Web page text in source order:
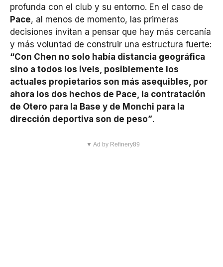
profunda con el club y su entorno. En el caso de
Pace, al menos de momento, las primeras
decisiones invitan a pensar que hay más cercanía
y más voluntad de construir una estructura fuerte:
“Con Chen no solo había distancia geográfica
sino a todos los ivels, posiblemente los
actuales propietarios son más asequibles, por
ahora los dos hechos de Pace, la contratación
de Otero para la Base y de Monchi para la
dirección deportiva son de peso”.
▼ Ad by Refinery89